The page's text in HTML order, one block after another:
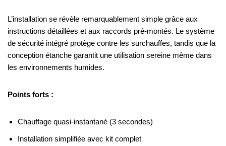
L’installation se révèle remarquablement simple grâce aux
instructions détaillées et aux raccords pré-montés. Le système
de sécurité intégré protège contre les surchauffes, tandis que la
conception étanche garantit une utilisation sereine même dans
les environnements humides.
Points forts :
Chauffage quasi-instantané (3 secondes)
Installation simplifiée avec kit complet